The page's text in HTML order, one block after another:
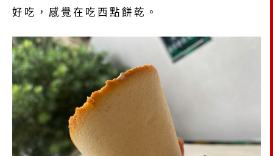
好吃，感覺在吃西點餅乾。